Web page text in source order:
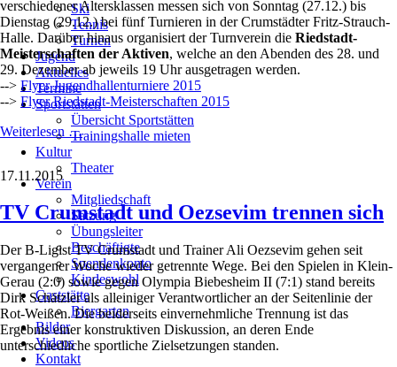
Ski
Tennis
Turnen
Jugend
Aktuelles
Termine
Sportstätten
Übersicht Sportstätten
Trainingshalle mieten
Kultur
Theater
Verein
Mitgliedschaft
Satzung
Übungsleiter
Beschäftigte
Spendenkonto
Kindeswohl
Gaststätte
Biergarten
Bilder
Videos
Kontakt
verschiedener Altersklassen messen sich von Sonntag (27.12.) bis
Dienstag (29.12.) bei fünf Turnieren in der Crumstädter Fritz-Strauch-
Halle. Darüber hinaus organisiert der Turnverein die Riedstadt-
Meisterschaften der Aktiven, welche an den Abenden des 28. und
29. Dezember ab jeweils 19 Uhr ausgetragen werden.
--> Flyer Jugendhallenturniere 2015
--> Flyer Riedstadt-Meisterschaften 2015
Weiterlesen …Fußball-
Hallenturniere
in
Crumstadt
17.11.2015
TV Crumstadt und Oezsevim trennen sich
Der B-Ligist TV Crumstadt und Trainer Ali Oezsevim gehen seit
vergangener Woche wieder getrennte Wege. Bei den Spielen in Klein-
Gerau (2:0) sowie gegen Olympia Biebesheim II (7:1) stand bereits
Dirk Schätzler als alleiniger Verantwortlicher an der Seitenlinie der
Rot-Weißen. Die beiderseits einvernehmliche Trennung ist das
Ergebnis einer konstruktiven Diskussion, an deren Ende
unterschiedliche sportliche Zielsetzungen standen.